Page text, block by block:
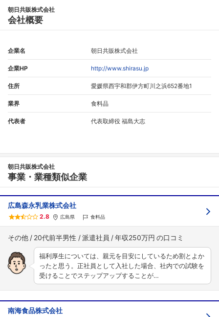
朝日共販株式会社
会社概要
企業名 朝日共販株式会社
企業HP http://www.shirasu.jp
住所 愛媛県西宇和郡伊方町川之浜652番地1
業界 食料品
代表者 代表取締役 福島大志
朝日共販株式会社
事業・業種類似企業
広島森永乳業株式会社
2.8 広島県 食料品
その他 20代前半男性 派遣社員 年収250万円
福利厚生については、親元を目安にしているため割とよか
ったと思う。正社員として入社した場合、社内での試験を
受けることでステップアップすることが…
南海食品株式会社